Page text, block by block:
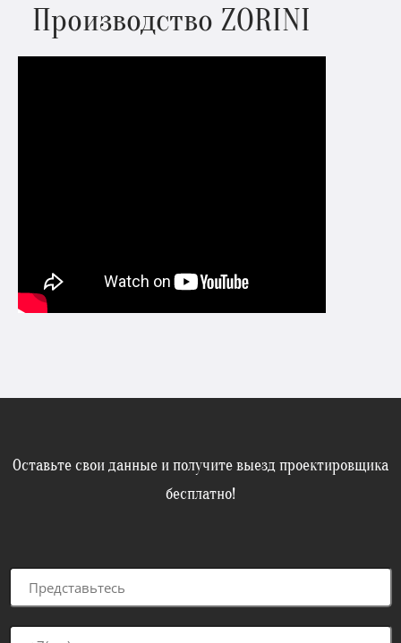
Производство ZORINI
Оставьте свои данные и получите выезд проектировщика
бесплатно!